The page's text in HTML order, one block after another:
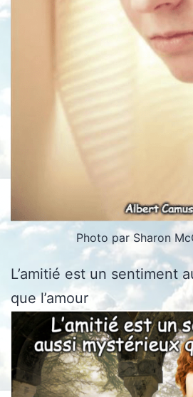
Photo par Sharon
L’amitié est un sentiment
que l’amour